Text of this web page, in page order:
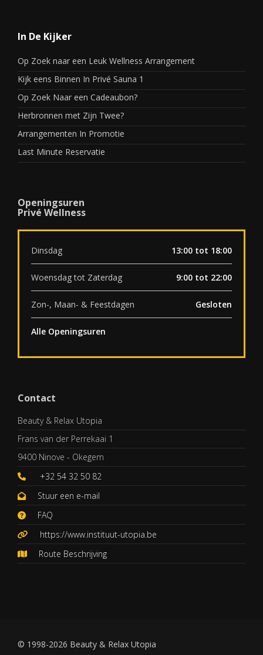
In De Kijker
Op Zoek naar een Leuk Wellness Arrangement
Kijk eens Binnen In Privé Sauna 1
Op Zoek Naar een Cadeaubon?
Herbronnen met Zijn Twee?
Arrangementen In Promotie
Last Minute Reservatie
Openingsuren
Privé Wellness
Dinsdag 13:00 tot 18:00
Woensdag tot Zaterdag 9:00 tot 22:00
Zon-, Maan- & Feestdagen Gesloten
Alle Openingsuren
Contact
Beauty & Relax Utopia
Frans van der Perrekaai 1
9400 Ninove - Okegem
+32 54 32 50 82
Stuur een e-mail
FAQ
https://www.instituut-utopia.be
Route Beschrijving
© 1998-2026 Beauty & Relax Utopia